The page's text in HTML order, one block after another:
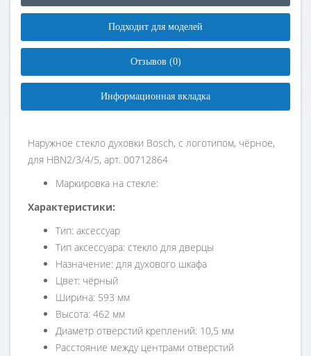
Подходит для моделей
Отзывов (0)
Информационная вкладка
Наружное стекло духовки Bosch, с логотипом, чёрное,
для HBN2/3/4/5, арт. 00712864
Маркировка на стекле:
Характеристики:
Тип: аксессуар
Тип аксессуара: стекло для дверцы
Назначение: для духового шкафа
Цвет: чёрный
Ширина: 593 мм
Высота: 462 мм
Диаметр отверстий креплений: 10,5 мм
Расстояние между центрами отверстий